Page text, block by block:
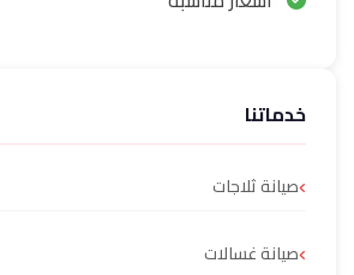
خدماتنا
صيانة ثلاجات
صيانة غسالات